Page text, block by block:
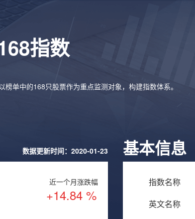
指数
单中的168只股票作为重点监测对象，构建指数体系。
数据更新时间：2020-01-23
近一个月涨跌幅
+14.84 %
基本信息
指数名称
英文名称